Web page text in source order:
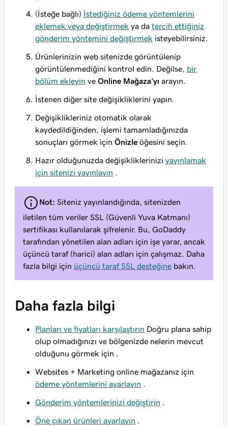
(İsteğe bağlı) İstediğiniz ödeme yöntemlerini
eklemek veya değiştirmek ya da tercih ettiğiniz
gönderim yöntemini değiştirmek isteyebilirsiniz.
Ürünlerinizin web sitenizde görüntülenip
görüntülenmediğini kontrol edin. Değilse, bir
bölüm ekleyin ve Online Mağaza'yı arayın.
İstenen diğer site değişikliklerini yapın.
Değişiklikleriniz otomatik olarak
kaydedildiğinden, işlemi tamamladığınızda
sonuçları görmek için Önizle öğesini seçin.
Hazır olduğunuzda değişikliklerinizi yayınlamak
için sitenizi yayınlayın
Not: Siteniz yayınlandığında, sitenizden
iletilen tüm veriler SSL (Güvenli Yuva Katmanı)
sertifikası kullanılarak şifrelenir. Bu, GoDaddy
tarafından yönetilen alan adları için işe yarar, ancak
üçüncü taraf (harici) alan adları için çalışmaz. Daha
fazla bilgi için üçüncü taraf SSL desteğine bakın.
Daha fazla bilgi
Planları ve fiyatları karşılaştırın Doğru plana sahip
olup olmadığınızı ve bölgenizde nelerin mevcut
olduğunu görmek için .
Websites + Marketing online mağazanız için
ödeme yöntemlerini ayarlayın
Gönderim yöntemlerinizi değiştirin
Öne çıkan ürünleri ayarlayın